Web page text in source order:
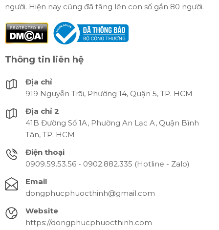
người. Hiện nay cũng đã tăng lên con số gần 80 người.
Thông tin liên hệ
Địa chỉ
919 Nguyễn Trãi, Phường 14, Quận 5, TP. HCM
Địa chỉ 2
41B Đường Số 1A, Phường An Lạc A, Quận Bình
Tân, TP. HCM
Điện thoại
0909.59.53.56 - 0902.882.335 (Hotline - Zalo)
Email
dongphucphuocthinh@gmail.com
Website
https://dongphucphuocthinh.com